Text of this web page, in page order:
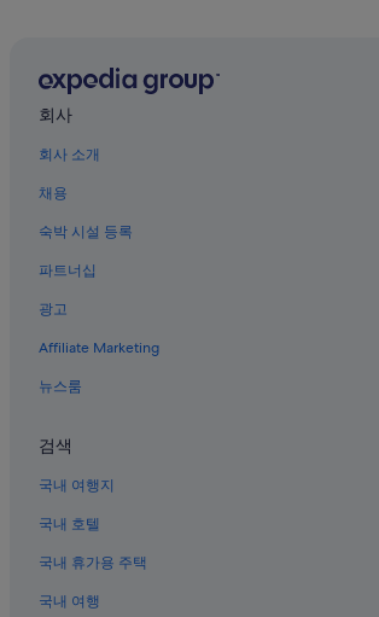
오사카의 수영장이 있는 호텔
교바시의 4성급 호텔
난바의 3성급 호텔
우메다 스카이 빌딩 근처 호텔
산케이 홀 브리즈 근처 호텔
우메다의 비즈니스 호텔
오사카의 골프 호텔
오사카의 주차 가능 호텔
오사카의 3성급 호텔
오사카의 공항 셔틀 제공 호텔
오사카 호텔
우메다의 저렴한 호텔
회사
회사 소개
채용
숙박 시설 등록
파트너십
광고
Affiliate Marketing
뉴스룸
검색
국내 여행지
국내 호텔
국내 휴가용 주택
국내 여행